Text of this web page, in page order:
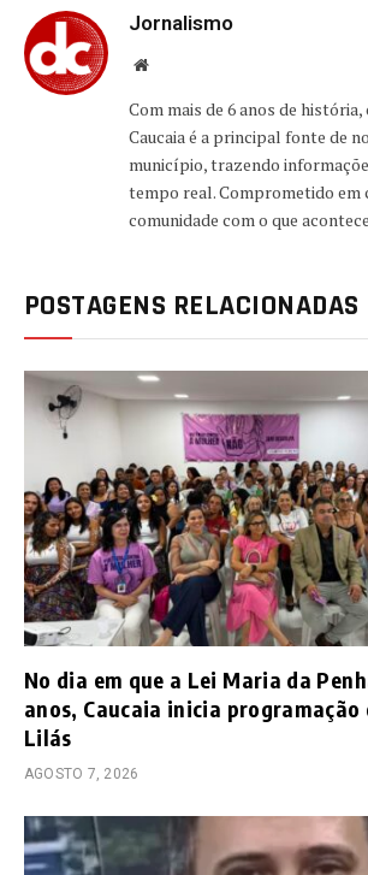
Jornalismo
Website
Com mais de 6 anos de
Caucaia é a principal fonte de
município, trazendo
tempo real. Comprometido em
comunidade com o que
POSTAGENS RELACIONADAS
No dia em que a Lei Maria da
anos, Caucaia inicia programação
Lilás
AGOSTO 7, 2026